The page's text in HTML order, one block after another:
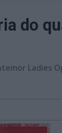
do
Ladies